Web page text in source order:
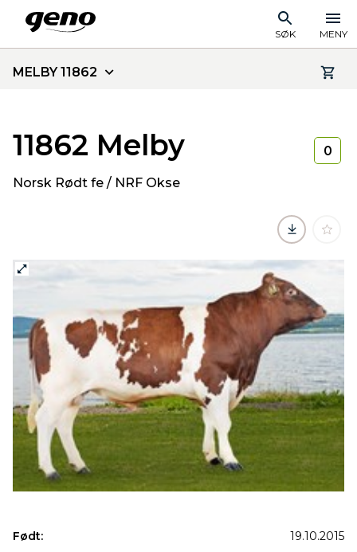
SØK MENY
MELBY 11862
11862 Melby
Norsk Rødt fe / NRF Okse
0
Født:
19.10.2015